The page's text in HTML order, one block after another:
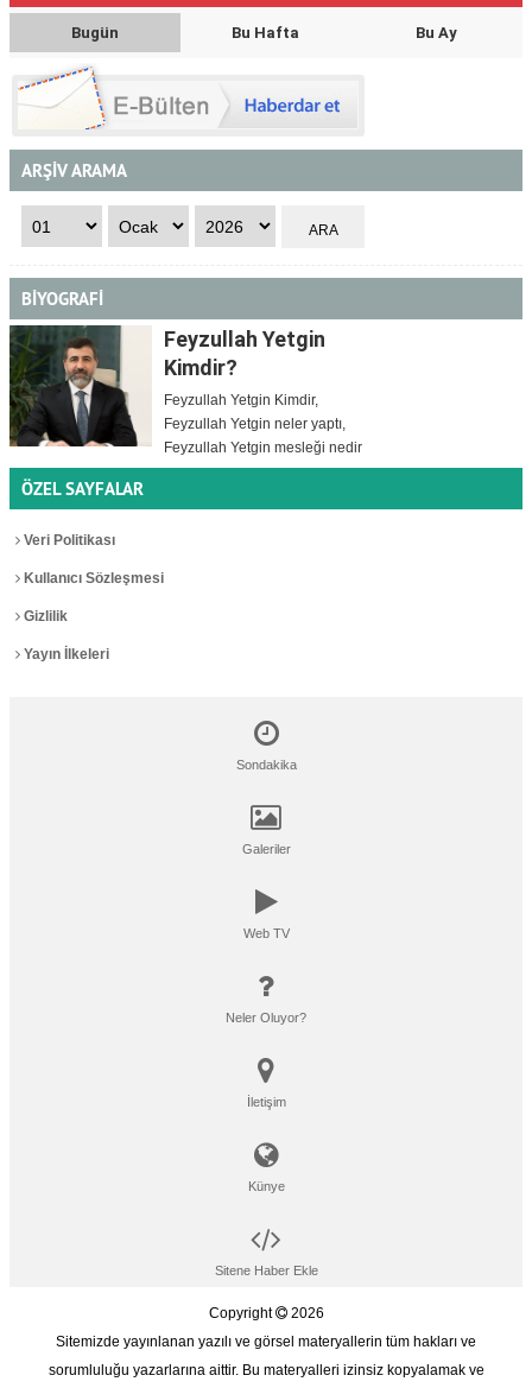
Bugün Bu Hafta Bu Ay
ARŞİV ARAMA
BİYOGRAFİ
Feyzullah Yetgin
Kimdir?
Feyzullah Yetgin Kimdir,
Feyzullah Yetgin neler yaptı,
Feyzullah Yetgin mesleği nedir
ÖZEL SAYFALAR
Veri Politikası
Kullanıcı Sözleşmesi
Gizlilik
Yayın İlkeleri
Sondakika
Galeriler
Web TV
Neler Oluyor?
İletişim
Künye
Sitene Haber Ekle
Copyright
2026
Sitemizde yayınlanan yazılı ve görsel materyallerin tüm hakları ve
sorumluluğu yazarlarına aittir. Bu materyalleri izinsiz kopyalamak ve